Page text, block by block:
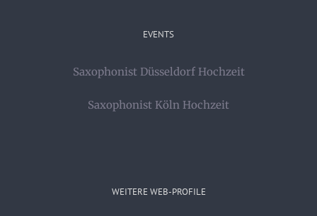
EVENTS
Saxophonist Düsseldorf Hochzeit
Saxophonist Köln Hochzeit
WEITERE WEB-PROFILE